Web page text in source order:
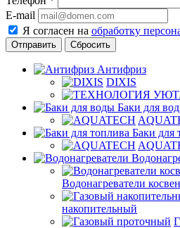
E-mail
Я согласен на обработку
Сбросить
Антифриз
DIXIS
Баки для
Баки для
Водонагреватели
накопительный